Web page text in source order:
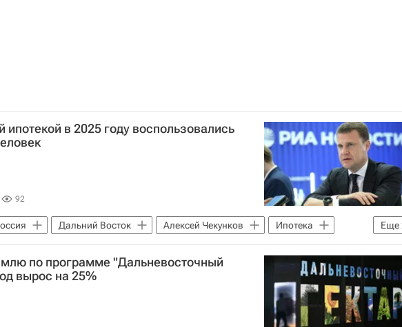
ипотекой в 2025 году воспользовались
92
Еще
Дальний Восток Алексей Чекунков
Ипотека
Кредиты
по программе "Дальневосточный
вырос на 25%